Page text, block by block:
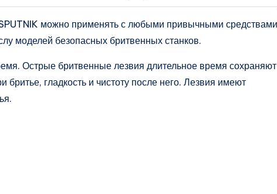
можно применять с любыми привычными средствами
моделей безопасных бритвенных станков.
Острые бритвенные лезвия длительное время сохраняют
бритье, гладкость и чистоту после него. Лезвия имеют